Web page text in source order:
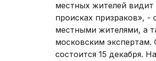
местных жителей видит
происках призраков», -
местными жителями, а
московским экспертам.
состоится 15 декабря.